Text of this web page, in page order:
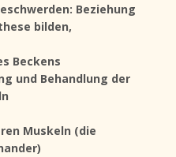
Beziehung
bilden,
Beckens
und Behandlung der
Muskeln (die